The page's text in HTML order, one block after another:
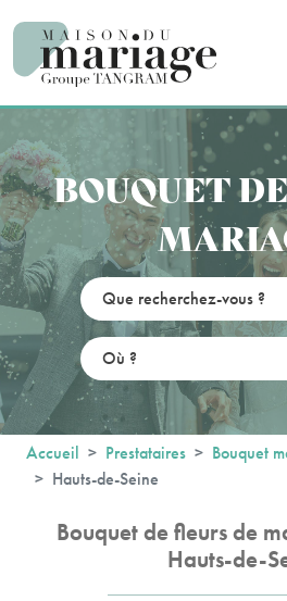
BOUQUET
Accueil Prestataires
Bouquet
Hauts-de-Seine
Bouquet de fleurs de
Hauts-de-